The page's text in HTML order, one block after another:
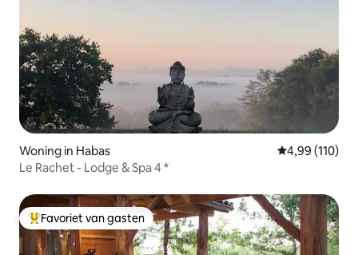
Woning in Habas Gemiddelde
4,99 (110)
Le Rachet - Lodge & Spa 4 *
Topfavoriet van gasten
Favoriet van gasten